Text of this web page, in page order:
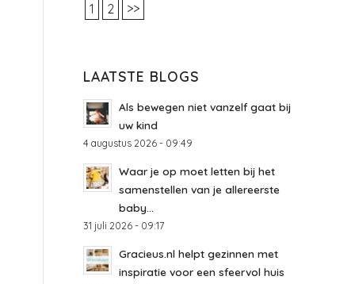
1
2 >>
LAATSTE BLOGS
Als bewegen niet vanzelf gaat bij
uw kind
4 augustus 2026 - 09:49
Waar je op moet letten bij het
samenstellen van je allereerste
baby...
31 juli 2026 - 09:17
Gracieus.nl helpt gezinnen met
inspiratie voor een sfeervol huis